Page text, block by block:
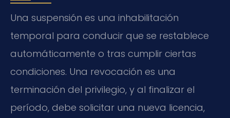
Una suspensión es una inhabilitación
temporal para conducir que se restablece
automáticamente o tras cumplir ciertas
condiciones. Una revocación es una
terminación del privilegio, y al finalizar el
período, debe solicitar una nueva licencia,